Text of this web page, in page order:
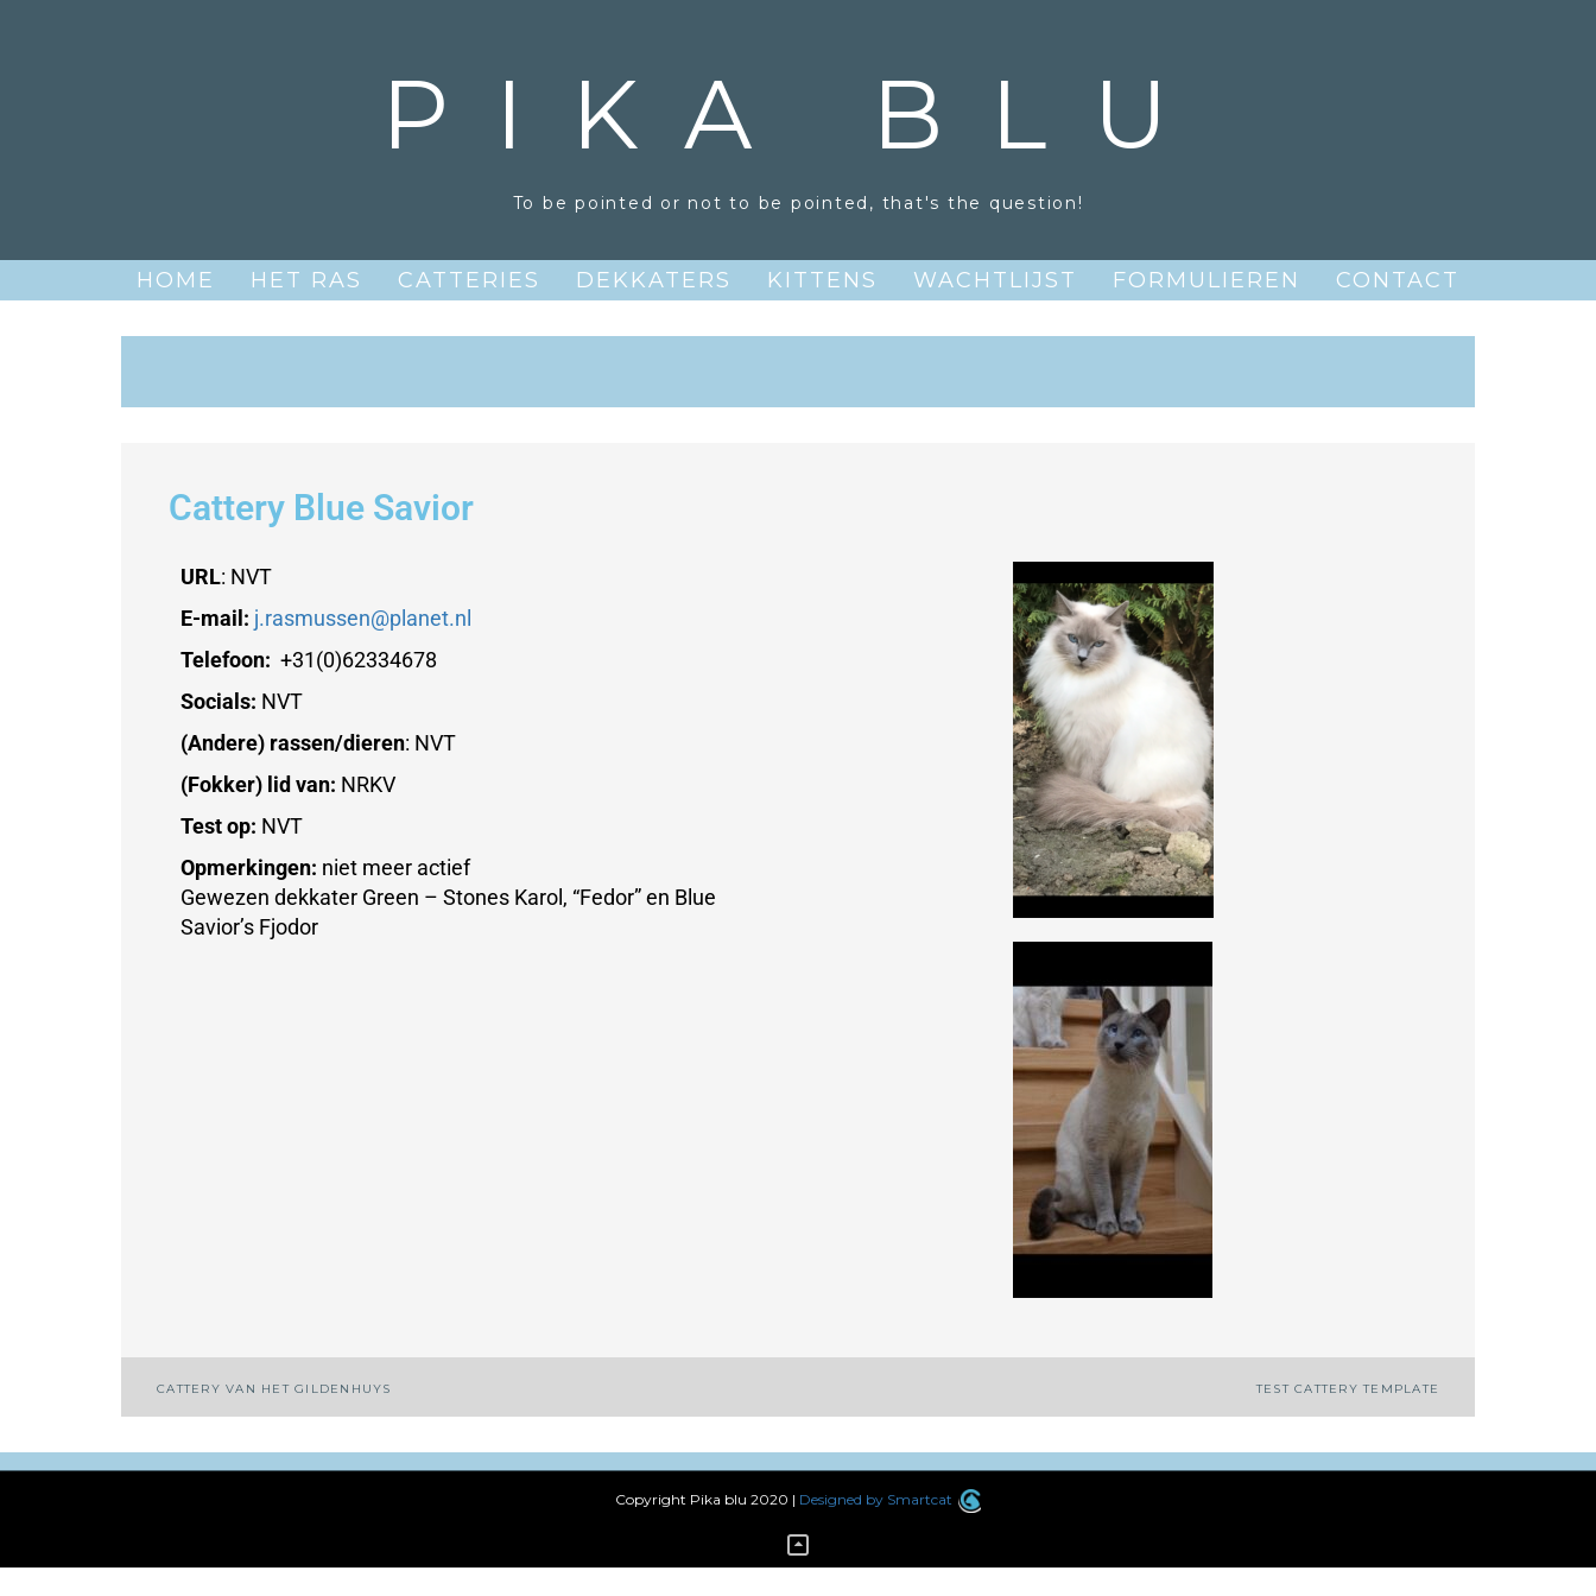
PIKA BLU
To be pointed or not to be pointed, that's the question!
HOME HET RAS CATTERIES DEKKATERS KITTENS WACHTLIJST FORMULIEREN CONTACT
Cattery Blue Savior
URL: NVT
E-mail: j.rasmussen@planet.nl
Telefoon: +31(0)62334678
Socials: NVT
(Andere) rassen/dieren: NVT
(Fokker) lid van: NRKV
Test op: NVT
Opmerkingen: niet meer actief
Gewezen dekkater Green – Stones Karol, “Fedor” en Blue
Savior’s Fjodor
CATTERY VAN HET GILDENHUYS TEST CATTERY TEMPLATE
Copyright Pika blu 2020 | Designed by Smartcat